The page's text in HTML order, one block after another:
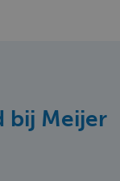
bij Meijer